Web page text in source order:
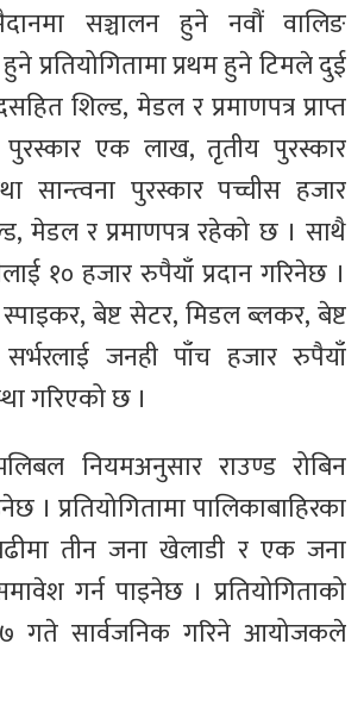
सञ्चालन हुने नवौं वालिङ
प्रतियोगितामा प्रथम हुने टिमले दुई
शिल्ड, मेडल र प्रमाणपत्र प्राप्त
पुरस्कार एक लाख, तृतीय पुरस्कार
सान्त्वना पुरस्कार पच्चीस हजार
मेडल र प्रमाणपत्र रहेको छ । साथै
१० हजार रुपैयाँ प्रदान गरिनेछ ।
बेष्ट सेटर, मिडल ब्लकर, बेष्ट
जनही पाँच हजार रुपैयाँ
गरिएको छ ।
नियमअनुसार राउण्ड रोबिन
। प्रतियोगितामा पालिकाबाहिरका
बढीमा तीन जना खेलाडी र एक जना
गर्न पाइनेछ । प्रतियोगिताको
गते सार्वजनिक गरिने आयोजकले